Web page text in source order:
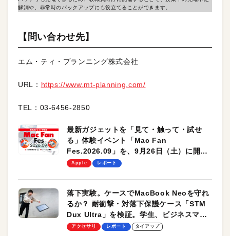
解消や、非常時のバックアップにも役立てることができます。
【問い合わせ先】
エム・ティ・プランニング株式会社
URL： https://www.mt-planning.com/
TEL：03-6456-2850
最新ガジェットを「見て・触って・試せ
る」体験イベント「Mac Fan
Fes.2026.09」を、9月26日（土）に開催
します！
Apple レポート
落下実験。ケースでMacBook Neoを守れ
るか？ 耐衝撃・対落下保護ケース「STM
Dux Ultra」を検証。学生、ビジネスマン
のモバイルユースに最適！
アクセサリ レポート タイアップ